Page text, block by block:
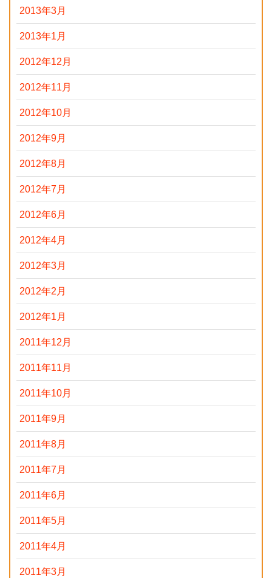
2013年3月
2013年1月
2012年12月
2012年11月
2012年10月
2012年9月
2012年8月
2012年7月
2012年6月
2012年4月
2012年3月
2012年2月
2012年1月
2011年12月
2011年11月
2011年10月
2011年9月
2011年8月
2011年7月
2011年6月
2011年5月
2011年4月
2011年3月